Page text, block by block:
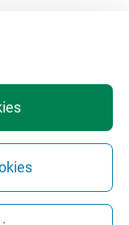
instellingen